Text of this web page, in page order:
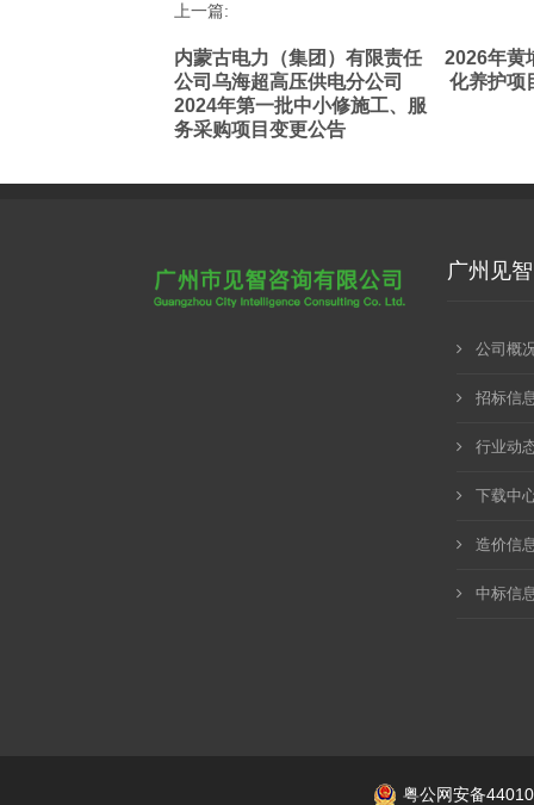
上一篇:
内蒙古电力（集团）有限责任
公司乌海超高压供电分公司
2024年第一批中小修施工、服
务采购项目变更公告
2026年黄
化养护项
广州见智
公司概
招标信
行业动
下载中
造价信
中标信
粤公网安备